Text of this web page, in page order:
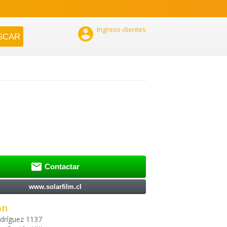
 Ingreso clientes
 Contactar
www.solarfilm.cl
1137